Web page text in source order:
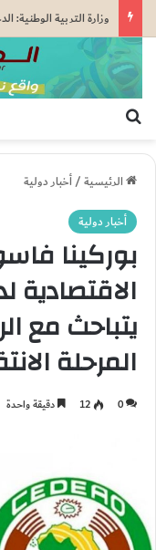
الرئيسية/أخبار دولية
أخبار دولية
بوركينا
الاقتصادية
يتباحث مع
المرحلة
0
12 دقيقة واحدة